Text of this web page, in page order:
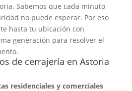
Sabemos que cada minuto
no puede esperar. Por eso
hasta tu ubicación con
generación para resolver el
de cerrajería en Astoria
residenciales y comerciales